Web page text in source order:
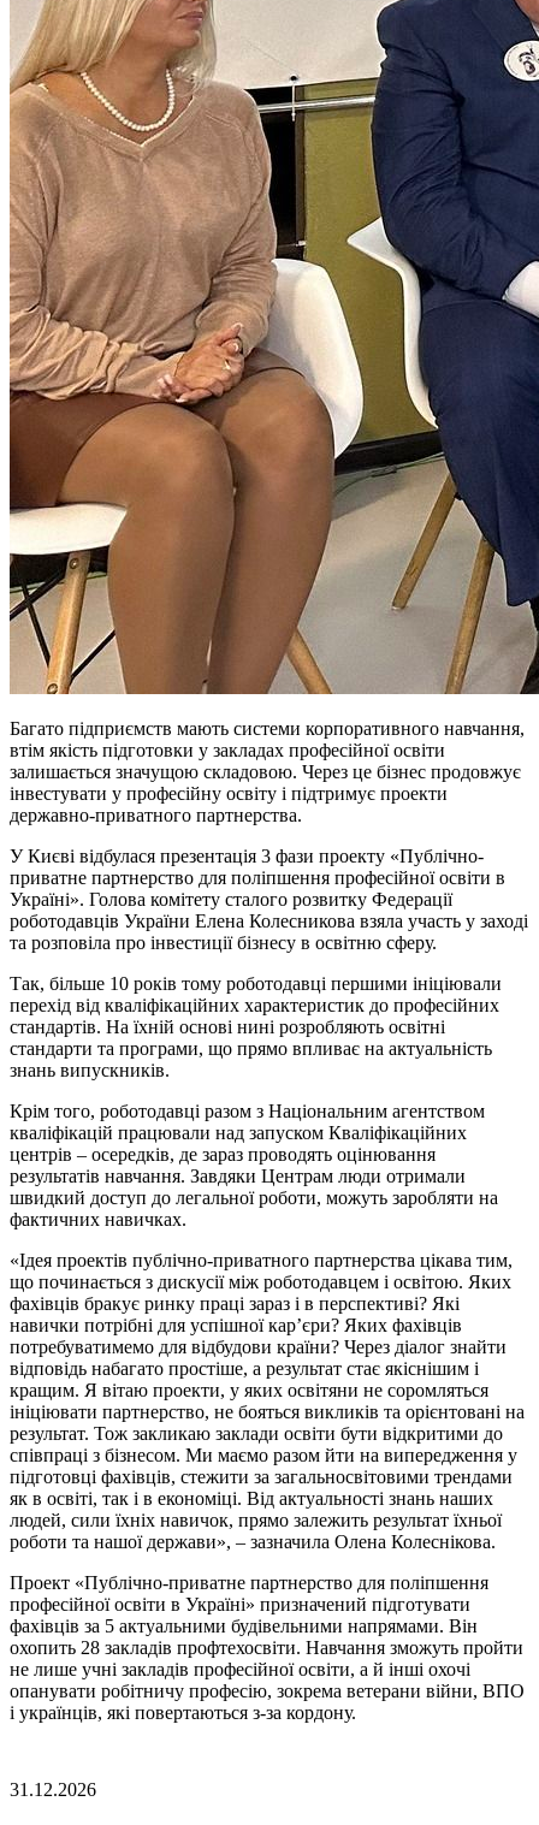
Багато підприємств мають системи корпоративного навчання,
втім якість підготовки у закладах професійної освіти
залишається значущою складовою. Через це бізнес продовжує
інвестувати у професійну освіту і підтримує проекти
державно-приватного партнерства.
У Києві відбулася презентація 3 фази проекту «Публічно-
приватне партнерство для поліпшення професійної освіти в
Україні». Голова комітету сталого розвитку Федерації
роботодавців України Елена Колесникова взяла участь у заході
та розповіла про інвестиції бізнесу в освітню сферу.
Так, більше 10 років тому роботодавці першими ініціювали
перехід від кваліфікаційних характеристик до професійних
стандартів. На їхній основі нині розробляють освітні
стандарти та програми, що прямо впливає на актуальність
знань випускників.
Крім того, роботодавці разом з Національним агентством
кваліфікацій працювали над запуском Кваліфікаційних
центрів – осередків, де зараз проводять оцінювання
результатів навчання. Завдяки Центрам люди отримали
швидкий доступ до легальної роботи, можуть заробляти на
фактичних навичках.
«Ідея проектів публічно-приватного партнерства цікава тим,
що починається з дискусії між роботодавцем і освітою. Яких
фахівців бракує ринку праці зараз і в перспективі? Які
навички потрібні для успішної кар’єри? Яких фахівців
потребуватимемо для відбудови країни? Через діалог знайти
відповідь набагато простіше, а результат стає якіснішим і
кращим. Я вітаю проекти, у яких освітяни не соромляться
ініціювати партнерство, не бояться викликів та орієнтовані на
результат. Тож закликаю заклади освіти бути відкритими до
співпраці з бізнесом. Ми маємо разом йти на випередження у
підготовці фахівців, стежити за загальносвітовими трендами
як в освіті, так і в економіці. Від актуальності знань наших
людей, сили їхніх навичок, прямо залежить результат їхньої
роботи та нашої держави», – зазначила Олена Колеснікова.
Проект «Публічно-приватне партнерство для поліпшення
професійної освіти в Україні» призначений підготувати
фахівців за 5 актуальними будівельними напрямами. Він
охопить 28 закладів профтехосвіти. Навчання зможуть пройти
не лише учні закладів професійної освіти, а й інші охочі
опанувати робітничу професію, зокрема ветерани війни, ВПО
і українців, які повертаються з-за кордону.
31.12.2026